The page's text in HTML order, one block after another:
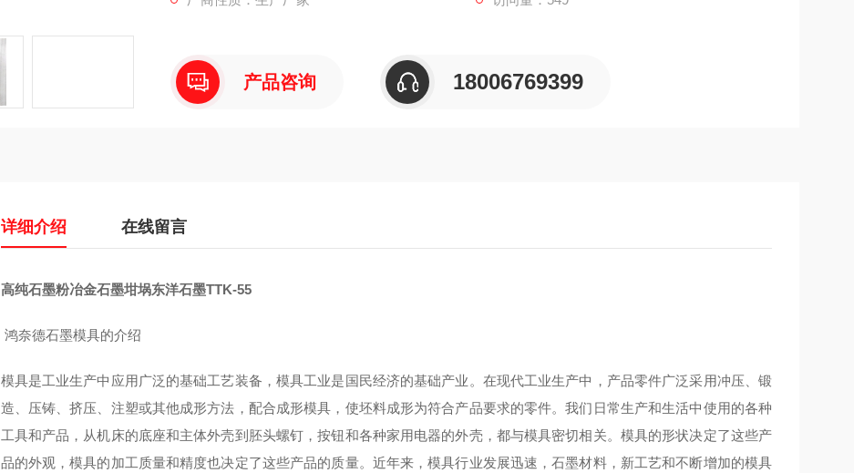
产品咨询 18006769399
详细介绍 在线留言
高纯石墨粉冶金石墨坩埚东洋石墨TTK-55
鸿奈德石墨模具的介绍
模具是工业生产中应用广泛的基础工艺装备，模具工业是国民经济的基础产业。在现代工业生产中，产品零件广泛采用冲压、锻
造、压铸、挤压、注塑或其他成形方法，配合成形模具，使坯料成形为符合产品要求的零件。我们日常生产和生活中使用的各种
工具和产品，从机床的底座和主体外壳到胚头螺钉，按钮和各种家用电器的外壳，都与模具密切相关。模具的形状决定了这些产
品的外观，模具的加工质量和精度也决定了这些产品的质量。近年来，模具行业发展迅速，石墨材料，新工艺和不断增加的模具